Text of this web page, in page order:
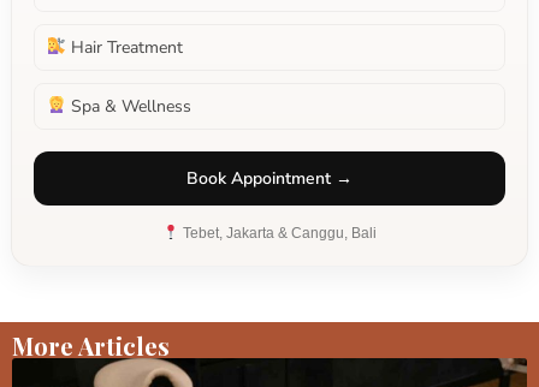
Hair Treatment
Spa & Wellness
Book Appointment →
Tebet, Jakarta & Canggu, Bali
More Articles